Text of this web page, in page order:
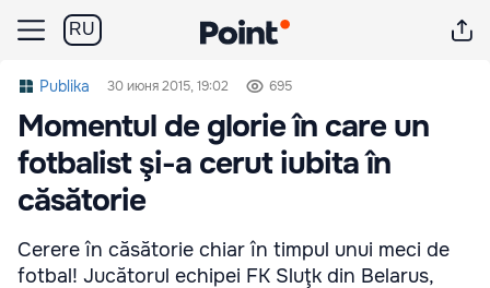
RU
Publika 30 июня 2015, 19:02 695
Momentul de glorie în care un
fotbalist şi-a cerut iubita în
căsătorie
Cerere în căsătorie chiar în timpul unui meci de
fotbal! Jucătorul echipei FK Sluţk din Belarus,